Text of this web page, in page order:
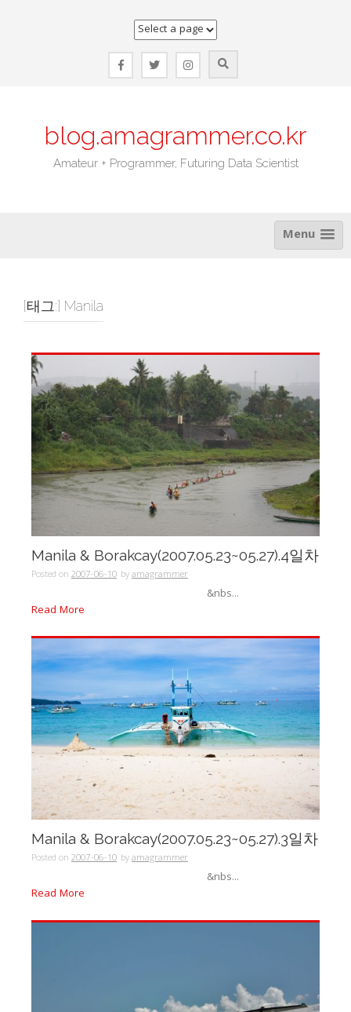
blog.amagrammer.co.kr
Amateur + Programmer, Futuring Data Scientist
Menu
[태그:] Manila
Manila & Borakcay(2007.05.23~05.27).4일차
Posted on 2007-06-10 byamagrammer
&nbs...
Read More
Manila & Borakcay(2007.05.23~05.27).3일차
Posted on 2007-06-10 byamagrammer
&nbs...
Read More